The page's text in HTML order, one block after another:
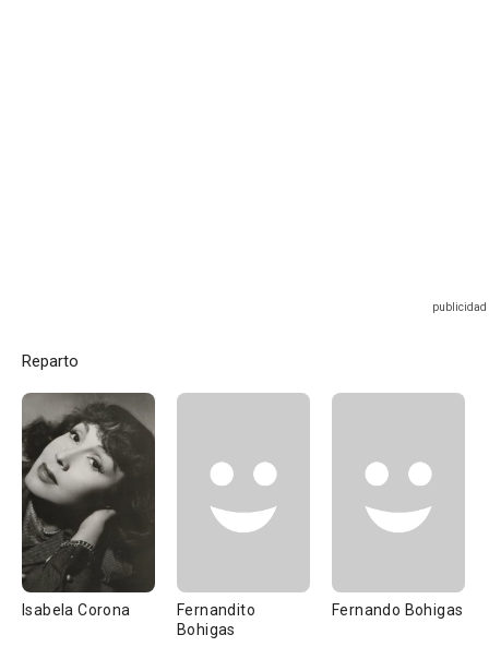
Reparto
Isabela Corona
Fernandito
Bohigas
Fernando Bohigas